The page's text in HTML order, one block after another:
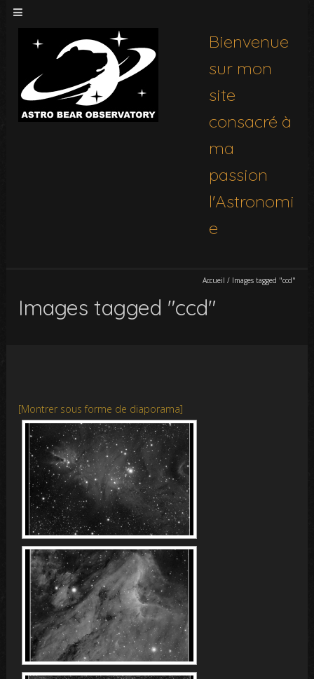
Bienvenue
sur mon
site
consacré à
ma
passion
l'Astronomi
e
Accueil / Images tagged "ccd"
Images tagged "ccd"
[Montrer sous forme de diaporama]